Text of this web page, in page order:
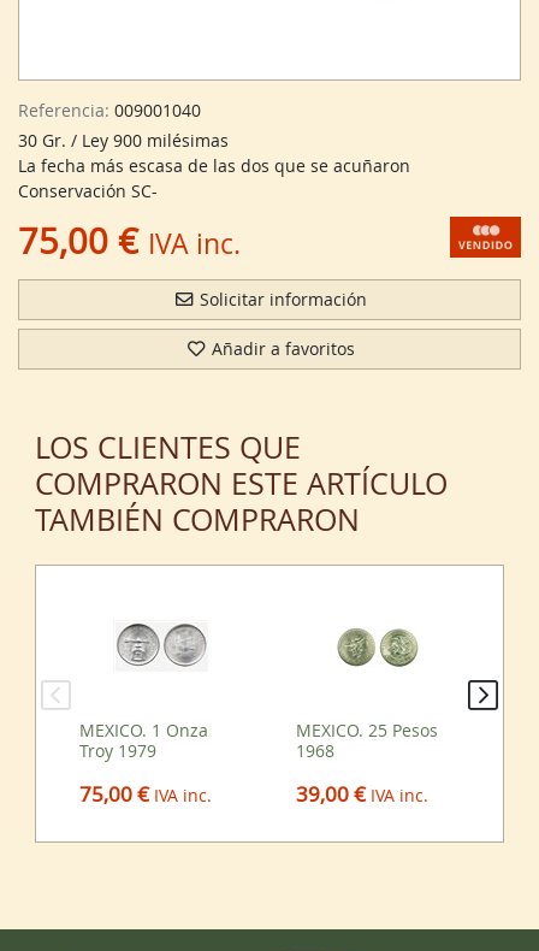
Referencia: 009001040
30 Gr. / Ley 900 milésimas
La fecha más escasa de las dos que se acuñaron
Conservación SC-
75,00 € IVA inc.
Solicitar información
Añadir a favoritos
LOS CLIENTES QUE
COMPRARON ESTE ARTÍCULO
TAMBIÉN COMPRARON
MEXICO. 1 Onza
Troy 1979
75,00 € IVA inc.
MEXICO. 25 Pesos
1968
39,00 € IVA inc.